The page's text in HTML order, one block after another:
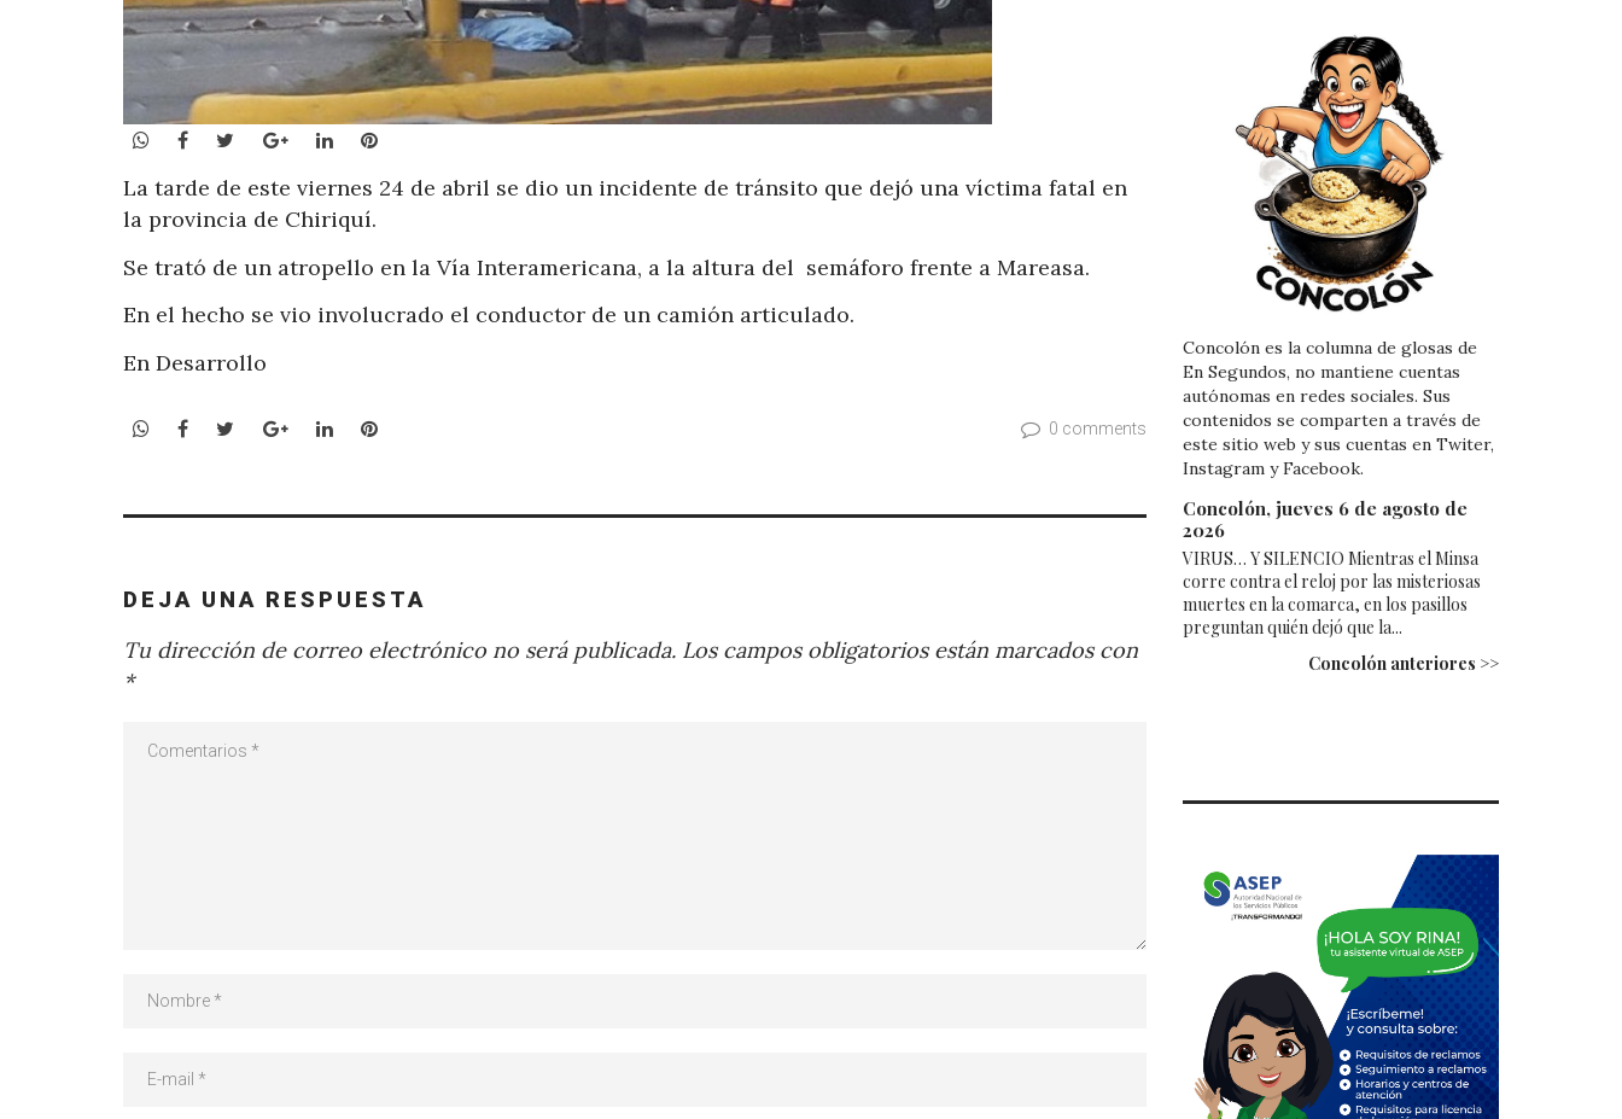
WhatsApp
Facebook
TwitterGoogle+LinkedInPinterest
La tarde de este viernes 24 de abril se dio un incidente de tránsito que dejó una víctima fatal en
la provincia de Chiriquí.
Se trató de un atropello en la Vía Interamericana, a la altura del semáforo frente a Mareasa.
En el hecho se vio involucrado el conductor de un camión articulado.
En Desarrollo
WhatsApp
Facebook
TwitterGoogle+LinkedInPinterest 0 comments
DEJA UNA RESPUESTA
Tu dirección de correo electrónico no será publicada. Los campos obligatorios están marcados con
*
Concolón es la columna de glosas de
En Segundos, no mantiene cuentas
autónomas en redes sociales. Sus
contenidos se comparten a través de
este sitio web y sus cuentas en Twiter,
Instagram y Facebook.
Concolón, jueves 6 de agosto de
2026
VIRUS… Y SILENCIO Mientras el Minsa
corre contra el reloj por las misteriosas
muertes en la comarca, en los pasillos
preguntan quién dejó que la...
Concolón anteriores >>